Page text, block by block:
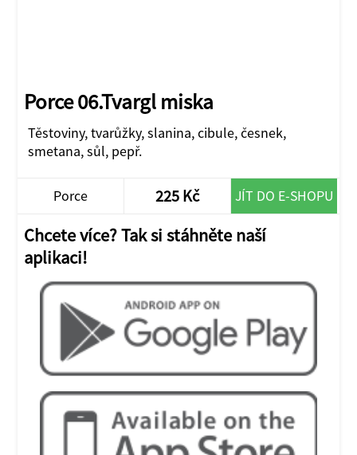
Porce 06.Tvargl miska
Těstoviny, tvarůžky, slanina, cibule, česnek,
smetana, sůl, pepř.
Porce 225 Kč JÍT DO E-SHOPU
Chcete více? Tak si stáhněte naší
aplikaci!